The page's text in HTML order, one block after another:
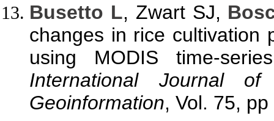
Busetto L, Zwart SJ,
changes in rice cultivation
using MODIS time-
International Journal
Geoinformation, Vol. 75,